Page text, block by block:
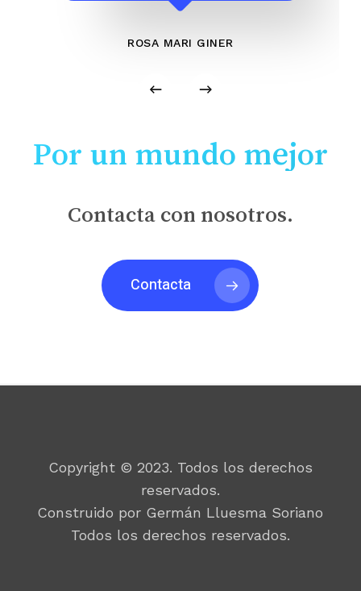
ROSA MARI GINER
Por un mundo mejor
Contacta con nosotros.
Contacta
Copyright © 2023. Todos los derechos
reservados.
Construido por Germán Lluesma Soriano
Todos los derechos reservados.